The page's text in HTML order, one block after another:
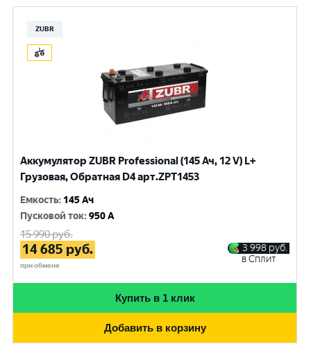
ZUBR
Аккумулятор ZUBR Professional (145 Ач, 12 V) L+
Грузовая, Обратная D4 арт.ZPT1453
Емкость: 145 Ач
Пусковой ток:950 A
15 990руб.
14 685 руб.
при обмене
3 998 руб.
в Сплит
Купить в 1 клик
Добавить в корзину